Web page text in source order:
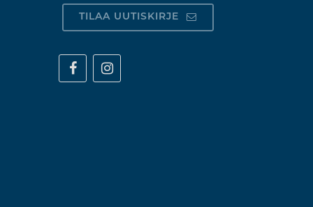
TILAA UUTISKIRJE